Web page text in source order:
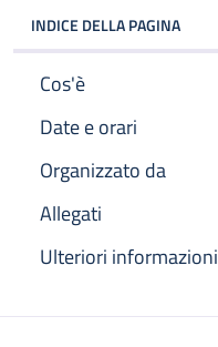
INDICE DELLA PAGINA
Cos'è
Date e orari
Organizzato da
Allegati
Ulteriori informazioni